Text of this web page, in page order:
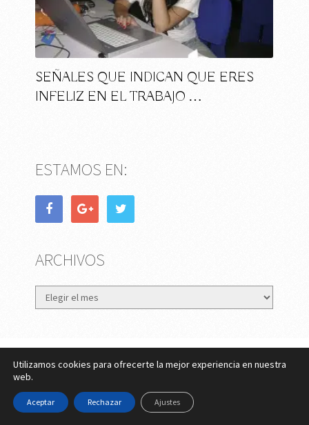
SEÑALES QUE INDICAN QUE ERES
INFELIZ EN EL TRABAJO …
ESTAMOS EN:
ARCHIVOS
Archivos
eMujer.com
Copyright © 2026.
Contactar ||Datos Legales y Privacidad
Cookies
Utilizamos cookies para ofrecerte la mejor experiencia en nuestra
web.
Aceptar Rechazar Ajustes